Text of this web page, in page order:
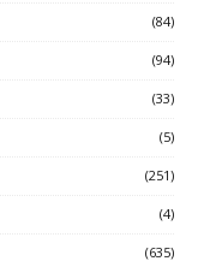
(84)
(94)
(33)
(5)
(251)
(4)
(635)